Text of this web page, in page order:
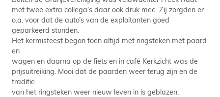
met twee extra collega’s daar ook druk mee. Zij zorgden er
o.a. voor dat de auto’s van de exploitanten goed
geparkeerd stonden.
Het kermisfeest begon toen altijd met ringsteken met paard
en
wagen en daarna op de fiets en in café Kerkzicht was de
prijsuitreiking. Mooi dat de paarden weer terug zijn en de
traditie
van het ringsteken weer nieuw leven in is geblazen.